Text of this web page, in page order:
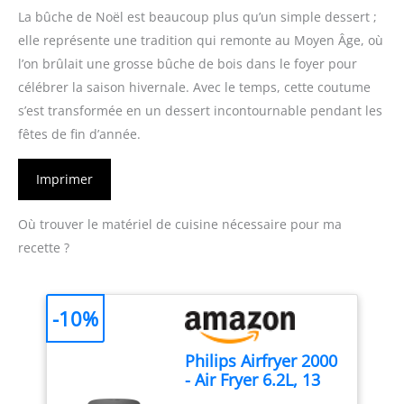
La bûche de Noël est beaucoup plus qu’un simple dessert ;
elle représente une tradition qui remonte au Moyen Âge, où
l’on brûlait une grosse bûche de bois dans le foyer pour
célébrer la saison hivernale. Avec le temps, cette coutume
s’est transformée en un dessert incontournable pendant les
fêtes de fin d’année.
Imprimer
Où trouver le matériel de cuisine nécessaire pour ma
recette ?
Philips Airfryer 2000
- Air Fryer 6.2L, 13
-10%